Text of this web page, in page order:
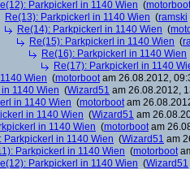
Parkpickerl in 1140 Wien (motorboot
Re(13): Parkpickerl in 1140 Wien (ramski
Re(14): Parkpickerl in 1140 Wien (
Re(15): Parkpickerl in 1140 Wien (
Re(16): Parkpickerl in 1140 Wien
Re(17): Parkpickerl in 1140
Wien (motorbootam 26.08.2012,
1140 Wien (Wizard51 am 26.08.2012,
in 1140 Wien (motorbootam
in 1140 Wien (Wizard51 am
in 1140 Wien (motorbootam
Parkpickerl in 1140 Wien (Wizard51 am
Parkpickerl in 1140 Wien (motorboot
Parkpickerl in 1140 Wien (Wizard51